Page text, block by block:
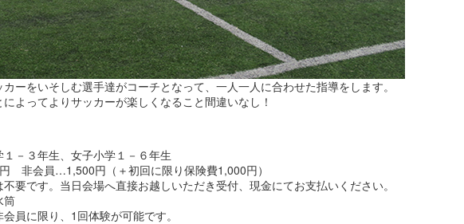
ーをいそしむ選手達がコーチとなって、一人一人に合わせた指導をします。
よってよりサッカーが楽しくなること間違いなし！
－３年生、女子小学１－６年生
非会員…1,500円（＋初回に限り保険費1,000円）
要です。当日会場へ直接お越しいただき受付、現金にてお支払いください。
筒
員に限り、1回体験が可能です。